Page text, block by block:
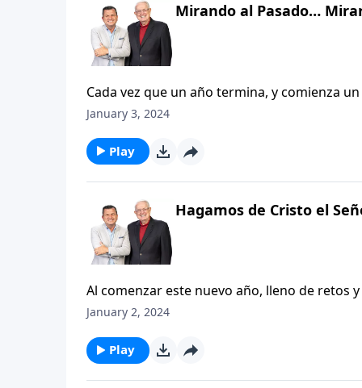
Mirando al Pasado…
Cada vez que un año termina, y comienza
Porque durante el año que acaba de
completo. También nos permite pensar que
sostienen y nos siguen dando ánimo y
January 3, 2024
Play
Hagamos de Cristo el
Al comenzar este nuevo año, lleno de
planes, estrategias y propósitos ¿No es así?
completamente en nuestra agenda.
January 2, 2024
Play